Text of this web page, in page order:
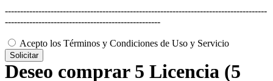
--------------------------------------------------------------------------------------
---------------------------------------------------
Acepto los Términos y Condiciones de Uso y Servicio
Solicitar
Deseo comprar 5 Licencia (5